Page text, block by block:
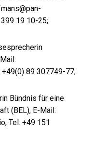
19 10-25;
+49(0) 89 307749-77;
Bündnis für eine
(BEL), E-Mail:
Tel: +49 151